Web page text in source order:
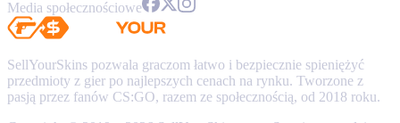
Media społecznościowe
SellYourSkins pozwala graczom łatwo i bezpiecznie spieniężyć
przedmioty z gier po najlepszych cenach na rynku. Tworzone z
pasją przez fanów CS:GO, razem ze społecznością, od 2018 roku.